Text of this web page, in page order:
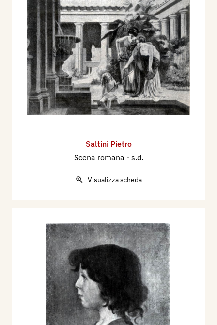
Saltini Pietro
Scena romana - s.d.
Visualizza scheda